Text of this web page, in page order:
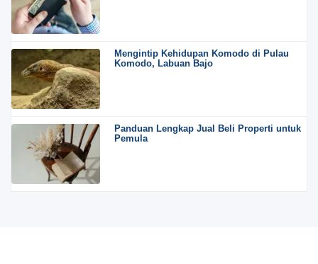
Mengintip Kehidupan Komodo di Pulau
Komodo, Labuan Bajo
Panduan Lengkap Jual Beli Properti untuk
Pemula